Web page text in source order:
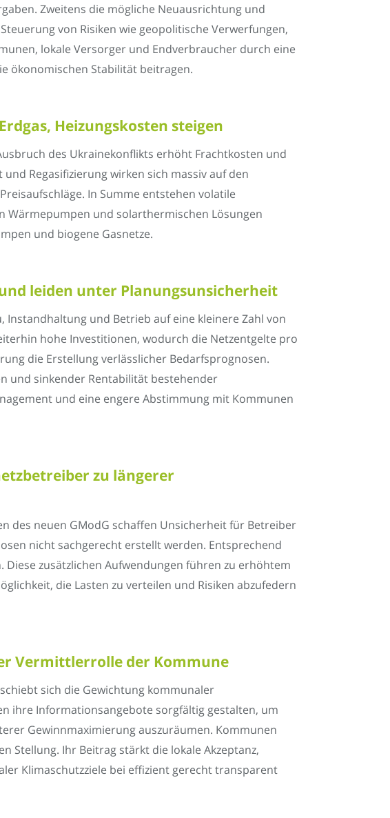
Zweitens die mögliche Neuausrichtung und
von Risiken wie geopolitische Verwerfungen,
lokale Versorger und Endverbraucher durch eine
ökonomischen Stabilität beitragen.
Heizungskosten steigen
des Ukrainekonflikts erhöht Frachtkosten und
Regasifizierung wirken sich massiv auf den
In Summe entstehen volatile
Wärmepumpen und solarthermischen Lösungen
und biogene Gasnetze.
leiden unter Planungsunsicherheit
Instandhaltung und Betrieb auf eine kleinere Zahl von
hohe Investitionen, wodurch die Netzentgelte pro
die Erstellung verlässlicher Bedarfsprognosen.
und sinkender Rentabilität bestehender
und eine engere Abstimmung mit Kommunen
zu längerer
des neuen GModG schaffen Unsicherheit für Betreiber
nicht sachgerecht erstellt werden. Entsprechend
zusätzlichen Aufwendungen führen zu erhöhtem
die Lasten zu verteilen und Risiken abzufedern
Vermittlerrolle der Kommune
sich die Gewichtung kommunaler
ihre Informationsangebote sorgfältig gestalten, um
Gewinnmaximierung auszuräumen. Kommunen
Ihr Beitrag stärkt die lokale Akzeptanz,
Klimaschutzziele bei effizient gerecht transparent